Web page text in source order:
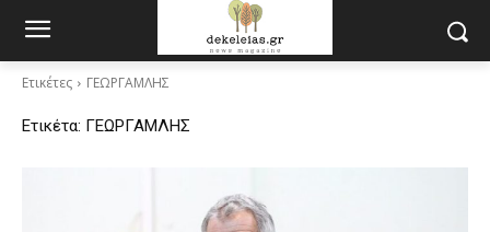
Ετικέτες ΓΕΩΡΓΑΜΛΗΣ
Ετικέτα: ΓΕΩΡΓΑΜΛΗΣ